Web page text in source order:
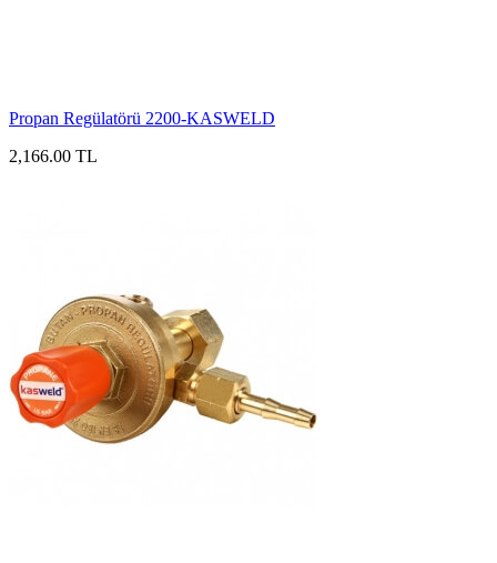
Propan Regülatörü 2200-KASWELD
2,166.00 TL